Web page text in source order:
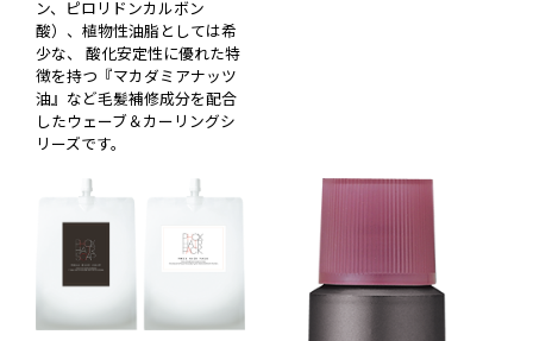
ン、ピロリドンカルボン
酸）、植物性油脂としては希
少な、 酸化安定性に優れた特
徴を持つ『マカダミアナッツ
油』など毛髪補修成分を配合
したウェーブ＆カーリングシ
リーズです。